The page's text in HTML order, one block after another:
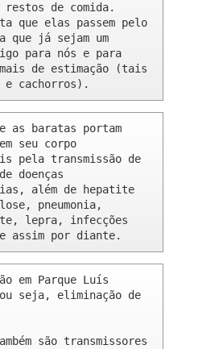
restos de comida.
que elas passem pelo
que já sejam um
para nós e para
de estimação (tais
e cachorros).
as baratas portam
seu corpo
pela transmissão de
doenças
além de hepatite
pneumonia,
lepra, infecções
assim por diante.
em Parque Luís
seja, eliminação de
são transmissores